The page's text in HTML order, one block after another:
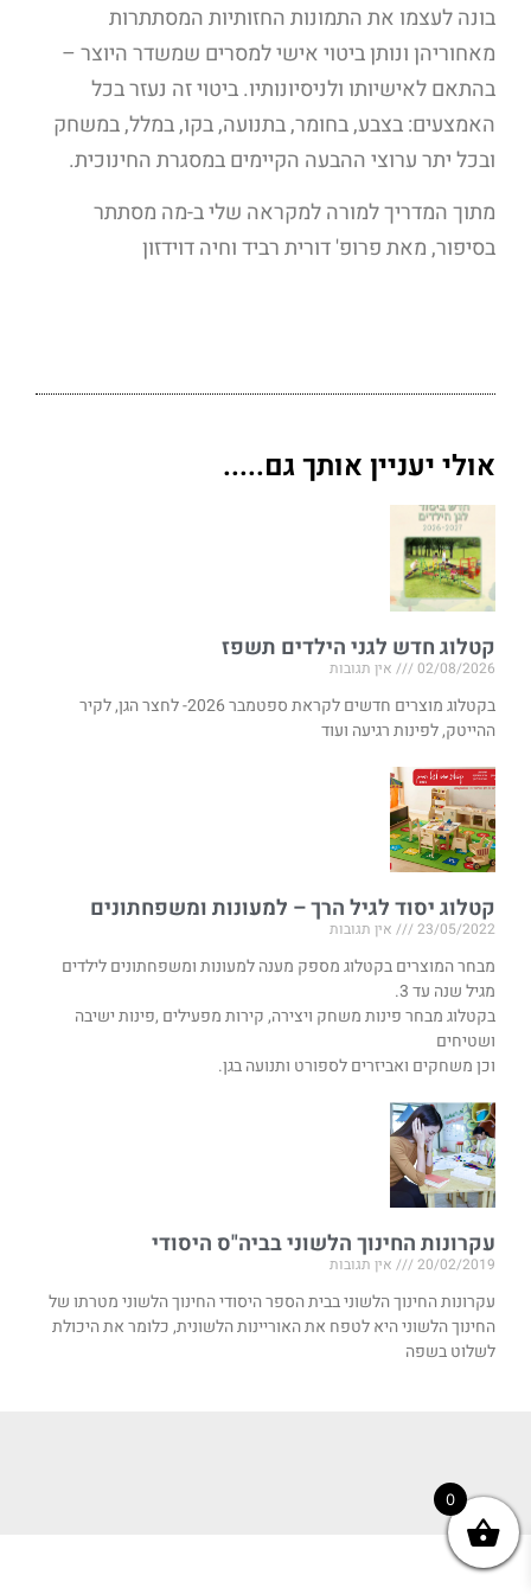
בונה לעצמו את התמונות החזותיות המסתתרות
מאחוריהן ונותן ביטוי אישי למסרים שמשדר היוצר –
בהתאם לאישיותו ולניסיונותיו. ביטוי זה נעזר בכל
האמצעים: בצבע, בחומר, בתנועה, בקו, במלל, במשחק
ובכל יתר ערוצי ההבעה הקיימים במסגרת החינוכית.
מתוך המדריך למורה למקראה שלי ב-מה מסתתר
בסיפור, מאת פרופ' דורית רביד וחיה דוידזון
אולי יעניין אותך גם.....
קטלוג חדש לגני הילדים תשפז
02/08/2026 אין תגובות
בקטלוג מוצרים חדשים לקראת ספטמבר 2026- לחצר הגן, לקיר
ההייטק, לפינות רגיעה ועוד
קטלוג יסוד לגיל הרך – למעונות ומשפחתונים
23/05/2022 אין תגובות
מבחר המוצרים בקטלוג מספק מענה למעונות ומשפחתונים לילדים
מגיל שנה עד 3.
בקטלוג מבחר פינות משחק ויצירה, קירות מפעילים ,פינות ישיבה
ושטיחים
וכן משחקים ואביזרים לספורט ותנועה בגן.
עקרונות החינוך הלשוני בביה"ס היסודי
20/02/2019 אין תגובות
עקרונות החינוך הלשוני בבית הספר היסודי החינוך הלשוני מטרתו של
החינוך הלשוני היא לטפח את האוריינות הלשונית, כלומר את היכולת
לשלוט בשפה
0